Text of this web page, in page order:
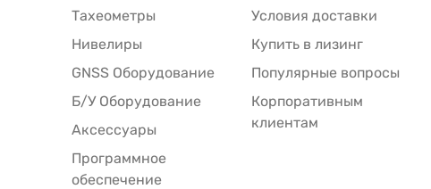
Тахеометры
Нивелиры
GNSS Оборудование
Б/У Оборудование
Аксессуары
Программное
обеспечение
Условия доставки
Купить в лизинг
Популярные вопросы
Корпоративным
клиентам